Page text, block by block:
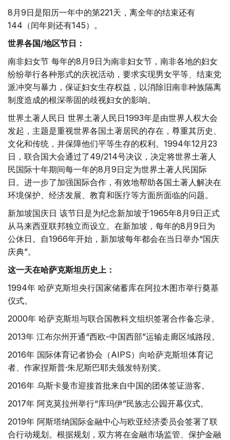
8月9日是阳历一年中的第221天，离全年的结束还有
144（闰年则还有145）。
世界各国/地区节日：
南非妇女节 每年的8月9日为南非妇女节，南非各地的妇女
纷纷举行各种形式的庆祝活动，要求实现男女平等、结束党
派冲突与暴力，保证妇女生存权益，以消除旧南非种族隔离
制度造成的根深蒂固的歧视妇女的影响。
世界土著人民日 世界土著人民日1993年是由世界人权大会
发起，主题是重视世界各国土著居民的存在，尊重其历史、
文化和传统，并保障他们平等生存的权利。1994年12月23
日，联合国大会通过了49/214号决议，决定将世界土著人
民国际十年期间每一年的8月9日定为世界土著人民国际
日。进一步了加强国际合作，有效地帮助各国土著人解决在
环境保护、经济发展、教育和医疗等方面所面临的问题。
新加坡国庆日 该节日是为纪念新加坡于1965年8月9日正式
从马来西亚联邦独立而设立。在新加坡，每年的8月9日为
公休日。自1966年开始，新加坡每年都会在当日举办“国庆
庆典”。
这一天在哈萨克斯坦历史上：
1994年 哈萨克斯坦央行国家储蓄库在阿拉木图市举行奠基
仪式。
2000年 哈萨克斯坦与联合国教科文组织签署合作备忘录。
2013年 江布尔州开通“西欧-中国西部”运输走廊区域路段。
2016年 国际体育记者协会（AIPS）向哈萨克斯坦体育记
者、作家捏斯普·朱尼斯巴耶夫颁发特别奖。
2016年 乌斯卡曼市迎接首批来自中国的团体签证游客。
2017年 阿克莫拉州举行“库玛伊”民族志公园开幕仪式。
2019年 阿斯塔纳国际金融中心与欧亚经济委员会签署了联
合行动规划。根据规划，双方将在金融市场监管、保护金融